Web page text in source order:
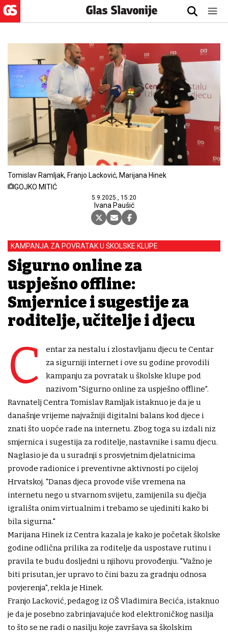
Tomislav Ramljak, Franjo Lacković, Marijana Hinek
GOJKO MITIĆ
5.9.2025., 15:20
Ivana Paušić
KAMPANJA ZA POVRATAK U ŠKOLSKE KLUPE
Sigurno online za
uspješno offline:
Smjernice i sugestije za
roditelje, učitelje i djecu
C
entar za nestalu i zlostavljanu djecu te Centar
za sigurniji internet i ove su godine provodili
kampanju za povratak u školske klupe pod
nazivom "Sigurno online za uspješno offline".
Ravnatelj Centra Tomislav Ramljak istaknuo je da je u
današnje vrijeme najvažniji digitalni balans kod djece i
znati što uopće rade na internetu. Zbog toga su izdali niz
smjernica i sugestija za roditelje, nastavnike i samu djecu.
Naglasio je da u suradnji s prosvjetnim djelatnicima
provode radionice i preventivne aktivnosti po cijeloj
Hrvatskoj. "Danas djeca provode više vremena na
internetu nego u stvarnom svijetu, zamijenila su dječja
igrališta onim virtualnim i trebamo se ujediniti kako bi
bila sigurna."
Marijana Hinek iz Centra kazala je kako je početak školske
godine odlična prilika za roditelje da uspostave rutinu i
pravila te budu dosljedni u njihovu provođenju. "Važno je
biti prisutan, jer upravo to čini bazu za gradnju odnosa
povjerenja", rekla je Hinek.
Franjo Lacković, pedagog iz OŠ Vladimira Becića, istaknuo
je da je posebno zabrinjavajuće kod elektroničkog nasilja
to što se ne radi o nasilju koje završava sa školskim